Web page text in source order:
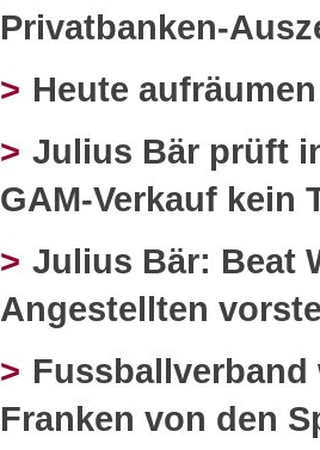
Privatbanken-
> Heute
> Julius Bär prüft
GAM-Verkauf kein
> Julius Bär: Beat
Angestellten
>
Franken von den